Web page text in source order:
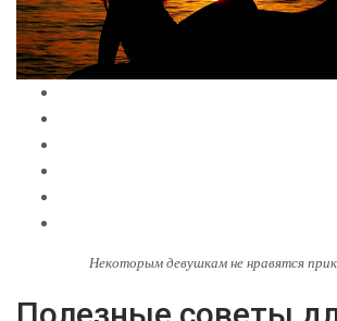
Некоторым девушкам не нравятся